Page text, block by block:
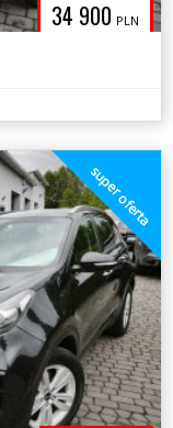
34 900 PLN
super oferta